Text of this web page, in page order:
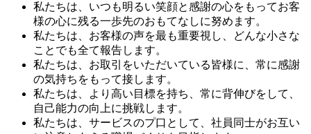
私たちは、いつも明るい笑顔と感謝の心をもってお客
様の心に残る一歩先のおもてなしに努めます。
私たちは、お客様の声を最も重要視し、どんな小さな
ことでも全て報告します。
私たちは、お取引をいただいている皆様に、常に感謝
の気持ちをもって接します。
私たちは、より高い目標を持ち、常に背伸びをして、
自己能力の向上に挑戦します。
私たちは、サービスのプ口として、社員同士がお互い